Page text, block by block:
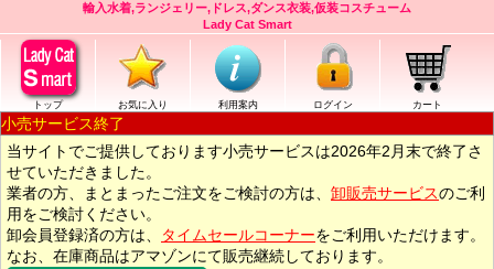
輸入水着,ランジェリー,ドレス,ダンス衣装,仮装コスチューム
Lady Cat Smart
トップ お気に入り 利用案内 ログイン カート
小売サービス終了
当サイトでご提供しております小売サービスは2026年2月末で終了さ
せていただきました。
業者の方、まとまったご注文をご検討の方は、 卸販売サービスのご利
用をご検討ください。
卸会員登録済の方は、
タイムセールコーナーをご利用いただけます。
なお、在庫商品はアマゾンにて販売継続しております。